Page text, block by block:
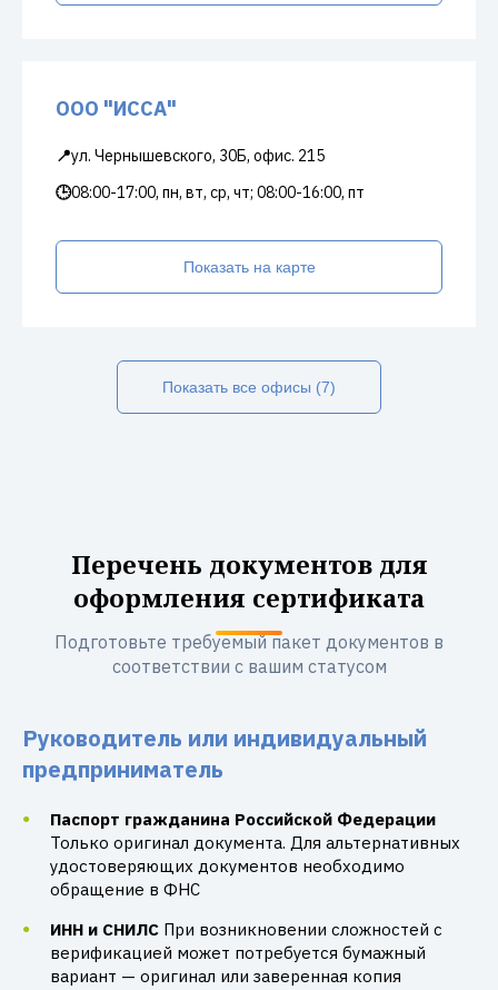
ООО "ИССА"
📍ул. Чернышевского, 30Б, офис. 215
🕒08:00-17:00, пн, вт, ср, чт; 08:00-16:00, пт
Показать на карте
Показать все офисы (7)
Перечень документов для
оформления сертификата
Подготовьте требуемый пакет документов в
соответствии с вашим статусом
Руководитель или индивидуальный
предприниматель
Паспорт гражданина Российской Федерации
Только оригинал документа. Для альтернативных
удостоверяющих документов необходимо
обращение в ФНС
ИНН и СНИЛС При возникновении сложностей с
верификацией может потребуется бумажный
вариант — оригинал или заверенная копия